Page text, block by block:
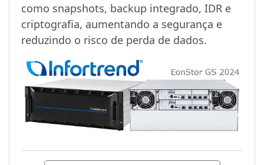
como snapshots, backup integrado, IDR e
criptografia, aumentando a segurança e
reduzindo o risco de perda de dados.